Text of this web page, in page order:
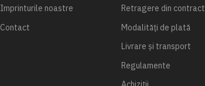
Imprinturile noastre
Contact
Retragere din contract
Modalități de plată
Livrare și transport
Regulamente